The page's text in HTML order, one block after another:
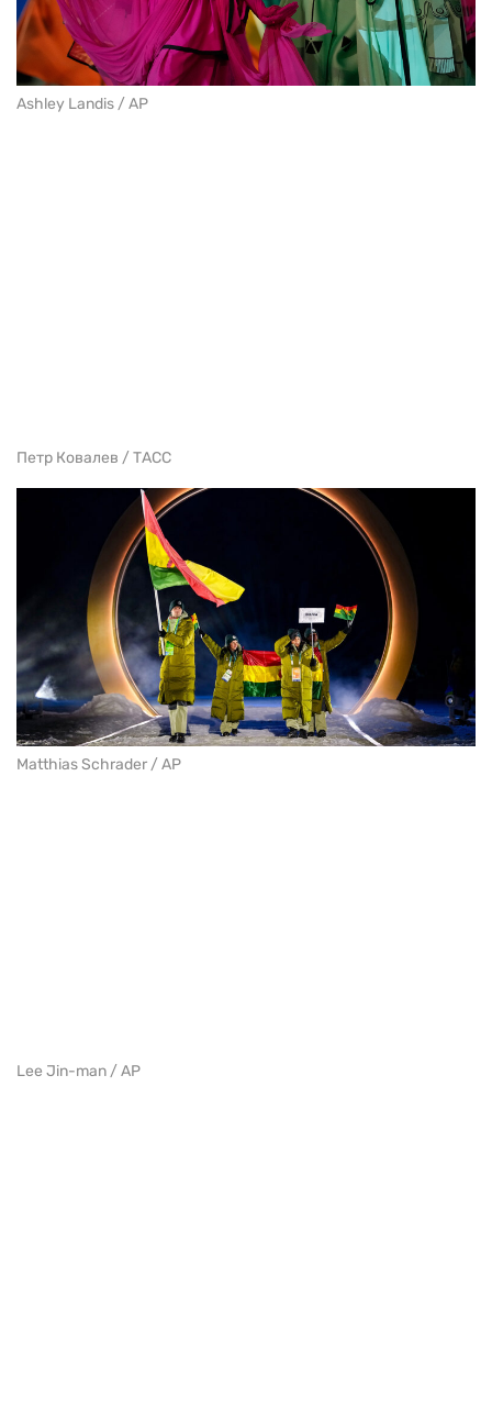
Ashley Landis / AP
Петр Ковалев / ТАСС
Matthias Schrader / AP
Lee Jin-man / AP